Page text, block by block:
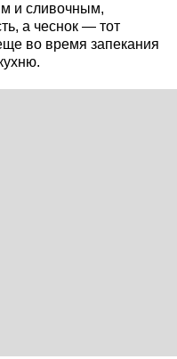
и сливочным,
а чеснок — тот
во время запекания